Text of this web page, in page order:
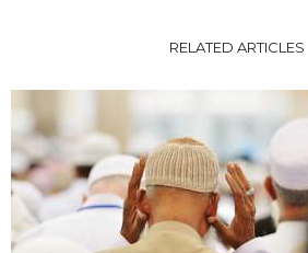
RELATED ARTICLES